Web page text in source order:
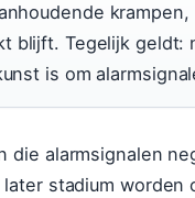
blijft. Tegelijk
is om
die alarmsignalen
stadium worden